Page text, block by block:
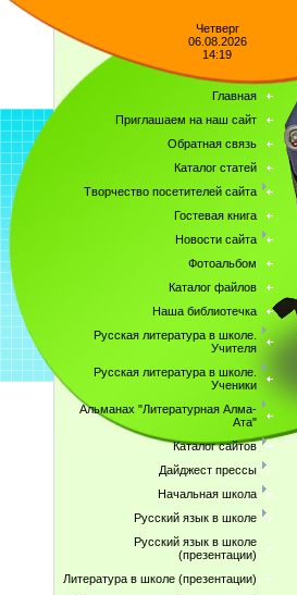
Четверг
06.08.2026
14:19
Главная
Приглашаем на наш сайт
Обратная связь
Каталог статей
Творчество посетителей сайта
Гостевая книга
Новости сайта
Фотоальбом
Каталог файлов
Наша библиотечка
Русская литература в школе.
Учителя
Русская литература в школе.
Ученики
Альманах "Литературная Алма-
Ата"
Каталог сайтов
Дайджест прессы
Начальная школа
Русский язык в школе
Русский язык в школе
(презентации)
Литература в школе (презентации)